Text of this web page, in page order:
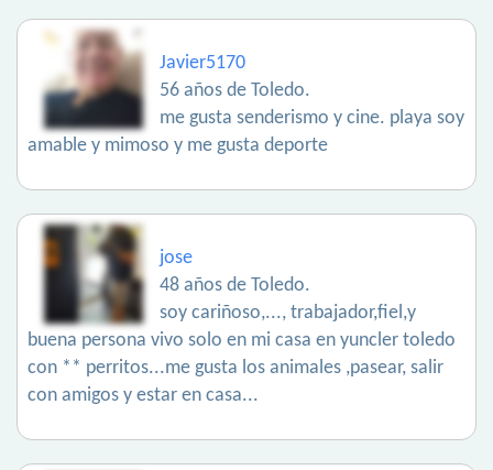
Javier5170
56 años de Toledo.
me gusta senderismo y cine. playa soy
amable y mimoso y me gusta deporte
jose
48 años de Toledo.
soy cariñoso,..., trabajador,fiel,y
buena persona vivo solo en mi casa en yuncler toledo
con ** perritos...me gusta los animales ,pasear, salir
con amigos y estar en casa...